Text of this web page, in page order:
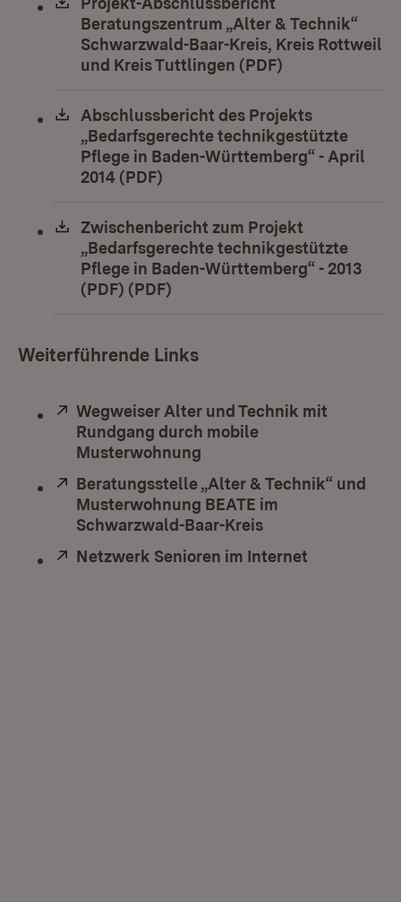
Beratungszentrum „Alter & Technik“
Schwarzwald-Baar-Kreis, Kreis Rottweil
und Kreis Tuttlingen (PDF)
Download:
Abschlussbericht des Projekts
„Bedarfsgerechte technikgestützte
Pflege in Baden-Württemberg“ - April
2014 (PDF)
Download:
Zwischenbericht zum Projekt
„Bedarfsgerechte technikgestützte
Pflege in Baden-Württemberg“ - 2013
(PDF) (PDF)
Weiterführende Links
Extern:
Wegweiser Alter und Technik mit
Rundgang durch mobile
Musterwohnung
Extern:
Beratungsstelle „Alter & Technik“ und
Musterwohnung BEATE im
Schwarzwald-Baar-Kreis
Extern:
Netzwerk Senioren im Internet